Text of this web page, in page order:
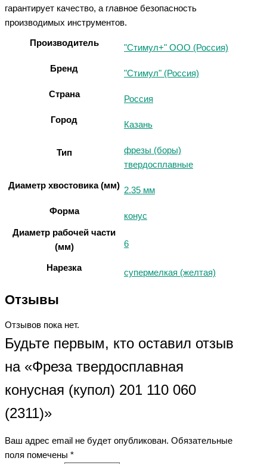
гарантирует качество, а главное безопасность
производимых инструментов.
Производитель "Стимул+" ООО (Россия)
Бренд "Стимул" (Россия)
Страна Россия
Город Казань
Тип
фрезы (боры)
твердосплавные
Диаметр хвостовика (мм) 2.35 мм
Форма
конус
Диаметр рабочей части
(мм)
6
Нарезка супермелкая (желтая)
Отзывы
Отзывов пока нет.
Будьте первым, кто оставил отзыв
на «Фреза твердосплавная
конусная (купол) 201 110 060
(2311)»
Ваш адрес email не будет опубликован. Обязательные
поля помечены *